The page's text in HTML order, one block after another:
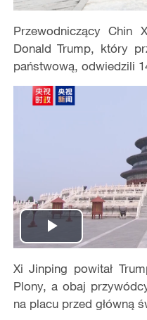
Przewodniczący Chin
Donald Trump, który
państwową, odwiedzili
Play
Video
Xi Jinping powitał
Plony, a obaj
na placu przed główną